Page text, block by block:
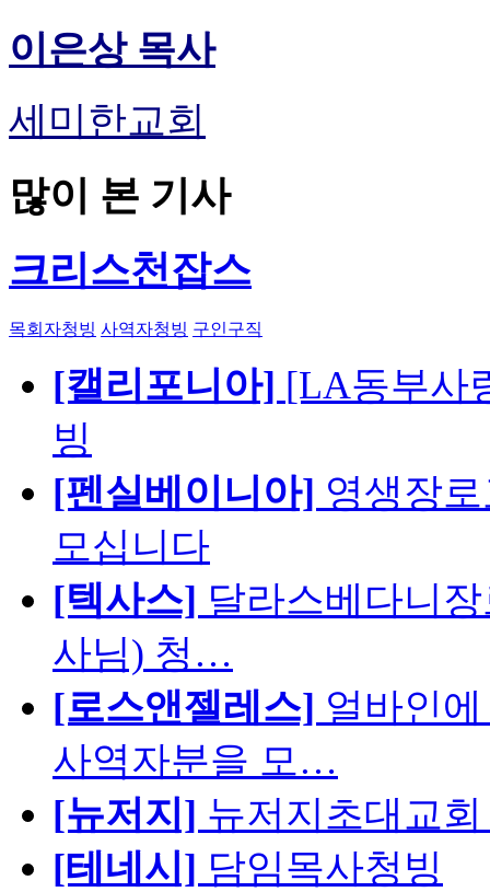
이은상 목사
세미한교회
많이 본 기사
크리스천잡스
목회자청빙 사역자청빙 구인구직
[캘리포니아] [LA동부사
빙
[펜실베이니아] 영생장
모십니다
[텍사스] 달라스베다니
사님) 청…
[로스앤젤레스] 얼바인
사역자분을 모…
[뉴저지] 뉴저지초대교
[테네시] 담임목사청빙